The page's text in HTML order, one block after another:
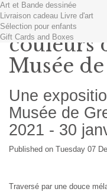
Art et Bande dessinée
Livraison cadeau Livre d'art
Sélection pour enfants
Gift Cards and Boxes
couleurs
Musée
Une
Musée de
2021 - 30
Published on Tuesday 07
Traversé par une douce